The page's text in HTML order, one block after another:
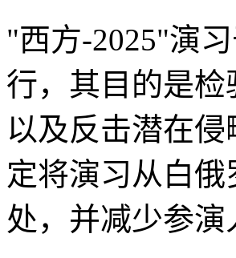
"西方-2025"演
行，其目的是
以及反击潜在
定将演习从白
处，并减少参演